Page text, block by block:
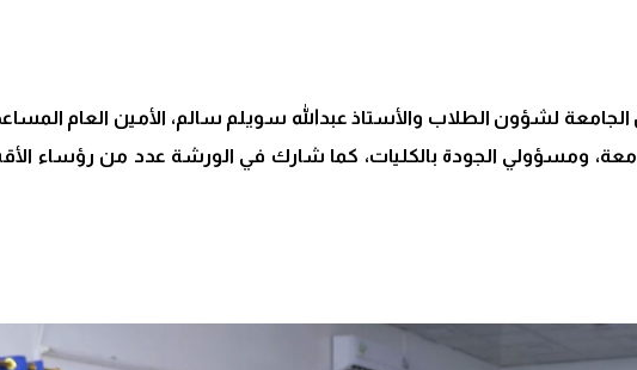
لشؤون الطلاب والأستاذ عبدالله سويلم سالم، الأمين العام المساعد
ومسؤولي الجودة بالكليات، كما شارك في الورشة عدد من رؤساء